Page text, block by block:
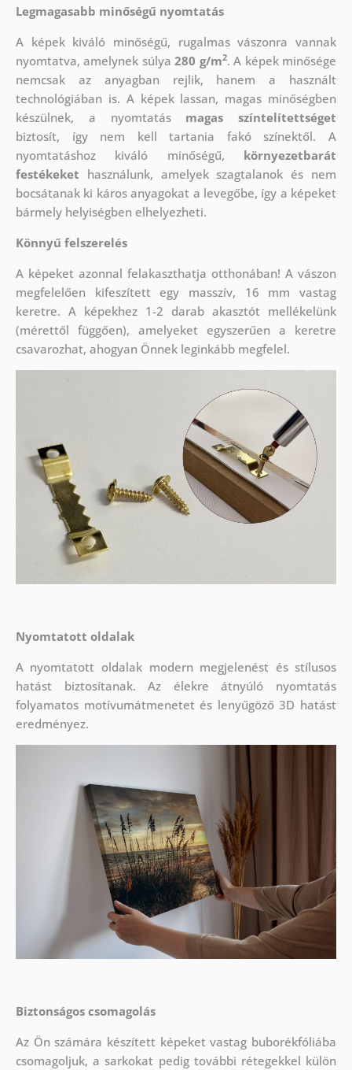
Legmagasabb minőségű nyomtatás
A képek kiváló minőségű, rugalmas vászonra vannak
nyomtatva, amelynek súlya280 g/m2. A képek minősége
nemcsak az anyagban rejlik, hanem a használt
technológiában is. A képek lassan, magas minőségben
készülnek, a nyomtatás magas színtelítettséget
biztosít, így nem kell tartania fakó színektől. A
nyomtatáshoz kiváló minőségű, környezetbarát
festékeket használunk, amelyek szagtalanok és nem
bocsátanak ki káros anyagokat a levegőbe, így a képeket
bármely helyiségben elhelyezheti.
Könnyű felszerelés
A képeket azonnal felakaszthatja otthonában! A vászon
megfelelően kifeszített egy masszív, 16 mm vastag
keretre. A képekhez 1-2 darab akasztót mellékelünk
(mérettől függően), amelyeket egyszerűen a keretre
csavarozhat, ahogyan Önnek leginkább megfelel.
Nyomtatott oldalak
A nyomtatott oldalak modern megjelenést és stílusos
hatást biztosítanak. Az élekre átnyúló nyomtatás
folyamatos motívumátmenetet és lenyűgöző 3D hatást
eredményez.
Biztonságos csomagolás
Az Ön számára készített képeket vastag buborékfóliába
csomagoljuk, a sarkokat pedig további rétegekkel külön